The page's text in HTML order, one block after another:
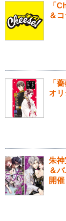
「
＆
「
オリ
朱
＆
開催